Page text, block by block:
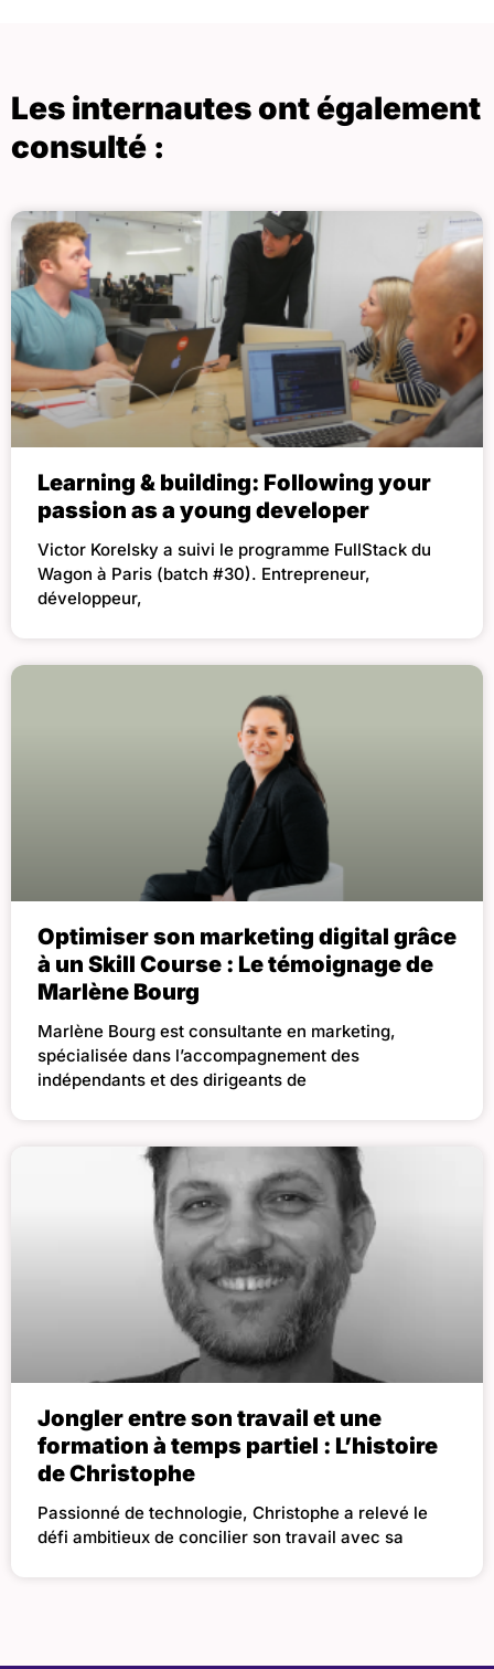
Les internautes ont également
consulté :
Learning & building: Following your
passion as a young developer
Victor Korelsky a suivi le programme FullStack du
Wagon à Paris (batch #30). Entrepreneur,
développeur,
Optimiser son marketing digital grâce
à un Skill Course : Le témoignage de
Marlène Bourg
Marlène Bourg est consultante en marketing,
spécialisée dans l’accompagnement des
indépendants et des dirigeants de
Jongler entre son travail et une
formation à temps partiel : L’histoire
de Christophe
Passionné de technologie, Christophe a relevé le
défi ambitieux de concilier son travail avec sa